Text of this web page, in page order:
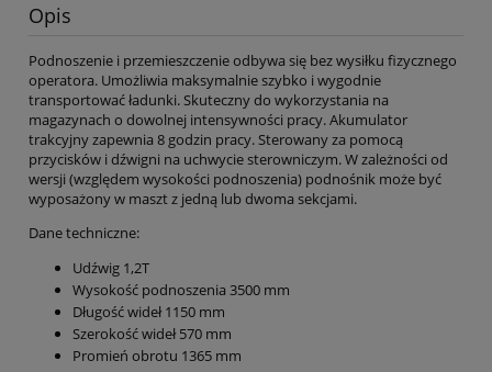
Opis
Podnoszenie i przemieszczenie odbywa się bez wysiłku fizycznego
operatora. Umożliwia maksymalnie szybko i wygodnie
transportować ładunki. Skuteczny do wykorzystania na
magazynach o dowolnej intensywności pracy. Akumulator
trakcyjny zapewnia 8 godzin pracy. Sterowany za pomocą
przycisków i dźwigni na uchwycie sterowniczym. W zależności od
wersji (względem wysokości podnoszenia) podnośnik może być
wyposażony w maszt z jedną lub dwoma sekcjami.
Dane techniczne:
Udźwig 1,2T
Wysokość podnoszenia 3500 mm
Długość wideł 1150 mm
Szerokość wideł 570 mm
Promień obrotu 1365 mm